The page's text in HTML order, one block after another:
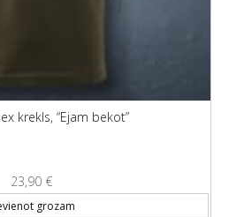
krekls, “Ejam bekot”
23,90 €
grozam